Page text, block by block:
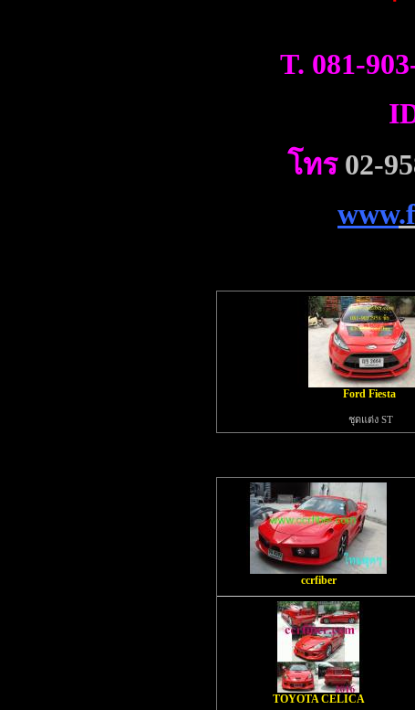
T. 081-
โทร 02-
www
Ford Fiesta
ชุดแต่ง ST
ccrfiber
TOYOTA CELICA